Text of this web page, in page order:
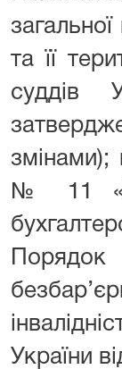
та її
суддів
змінами);
№ 11
України